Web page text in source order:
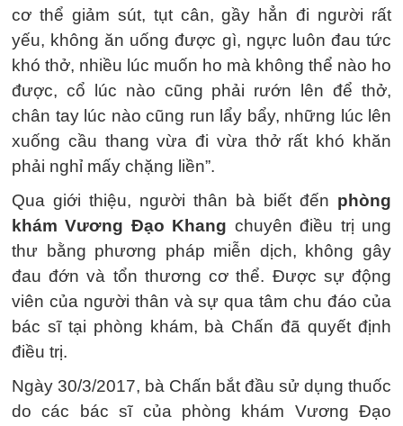
cơ thể giảm sút, tụt cân, gầy hẳn đi người rất
yếu, không ăn uống được gì, ngực luôn đau tức
khó thở, nhiều lúc muốn ho mà không thể nào ho
được, cổ lúc nào cũng phải rướn lên để thở,
chân tay lúc nào cũng run lẩy bẩy, những lúc lên
xuống cầu thang vừa đi vừa thở rất khó khăn
phải nghỉ mấy chặng liền”.
Qua giới thiệu, người thân bà biết đến phòng
khám Vương Đạo Khang chuyênđiều trị ung
thư bằng phương pháp miễn dịch, không gây
đau đớn và tổn thương cơ thể. Được sự động
viên của người thân và sự qua tâm chu đáo của
bác sĩ tại phòng khám, bà Chấn đã quyết định
điều trị.
Ngày 30/3/2017, bà Chấn bắt đầu sử dụng thuốc
do các bác sĩ của phòng khám Vương Đạo